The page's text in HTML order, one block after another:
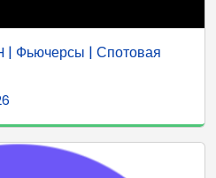
| Фьючерсы | Спотовая